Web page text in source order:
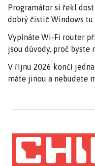
Programátor si řekl
dobrý čistič Windows
Vypínáte Wi-Fi router
jsou důvody, proč byste
V říjnu 2026 končí
máte jinou a nebudete